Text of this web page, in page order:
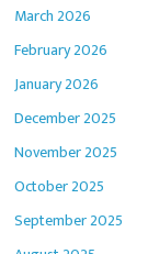
March 2026
February 2026
January 2026
December 2025
November 2025
October 2025
September 2025